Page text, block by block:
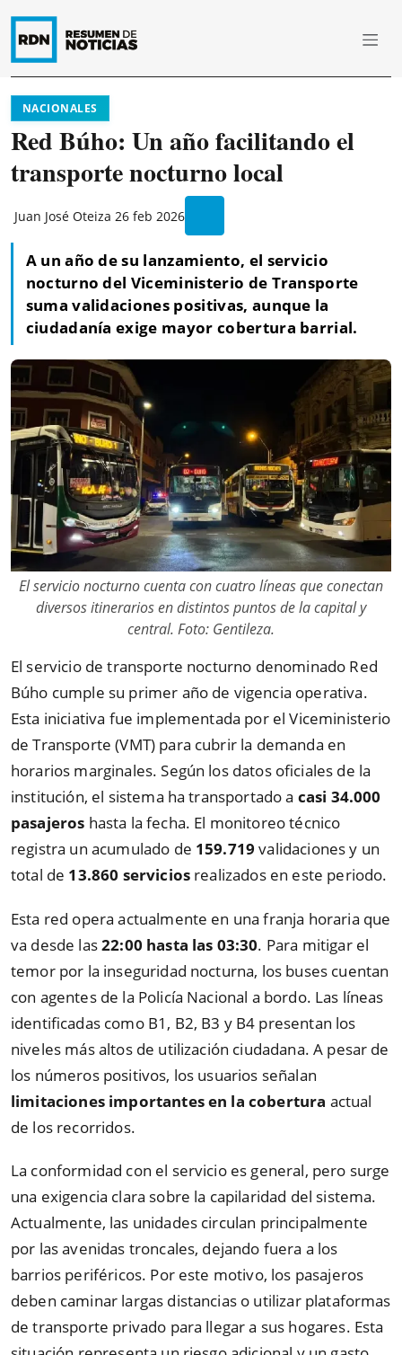
NACIONALES
Red Búho: Un año facilitando el
transporte nocturno local
Juan José Oteiza 26 feb 2026
A un año de su lanzamiento, el servicio
nocturno del Viceministerio de Transporte
suma validaciones positivas, aunque la
ciudadanía exige mayor cobertura barrial.
El servicio nocturno cuenta con cuatro líneas que conectan
diversos itinerarios en distintos puntos de la capital y
central. Foto: Gentileza.
El servicio de transporte nocturno denominado Red
Búho cumple su primer año de vigencia operativa.
Esta iniciativa fue implementada por el Viceministerio
de Transporte (VMT) para cubrir la demanda en
horarios marginales. Según los datos oficiales de la
institución, el sistema ha transportado a casi 34.000
pasajeros hasta la fecha. El monitoreo técnico
registra un acumulado de 159.719 validaciones y un
total de 13.860 servicios realizados en este periodo.
Esta red opera actualmente en una franja horaria que
va desde las22:00 hasta las 03:30. Para mitigar el
temor por la inseguridad nocturna, los buses cuentan
con agentes de la Policía Nacional a bordo. Las líneas
identificadas como B1, B2, B3 y B4 presentan los
niveles más altos de utilización ciudadana. A pesar de
los números positivos, los usuarios señalan
limitaciones importantes en la cobertura actual
de los recorridos.
La conformidad con el servicio es general, pero surge
una exigencia clara sobre la capilaridad del sistema.
Actualmente, las unidades circulan principalmente
por las avenidas troncales, dejando fuera a los
barrios periféricos. Por este motivo, los pasajeros
deben caminar largas distancias o utilizar plataformas
de transporte privado para llegar a sus hogares. Esta